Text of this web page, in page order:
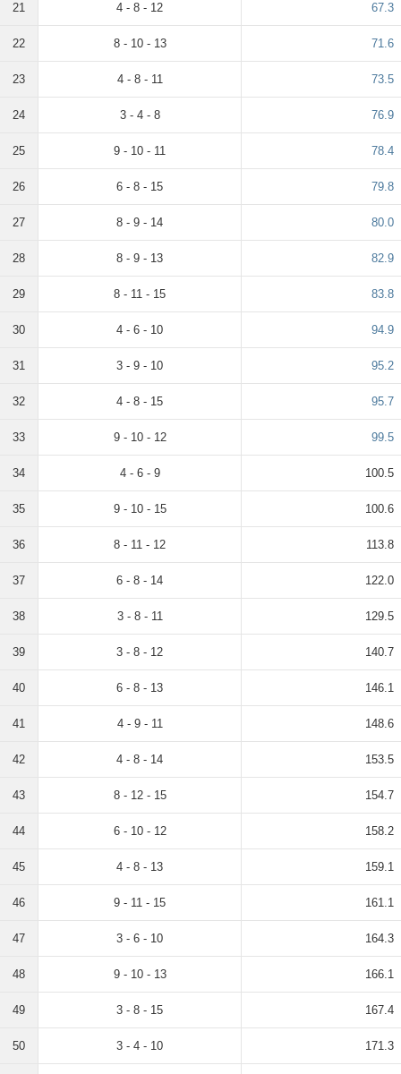
21 4 - 8 - 12 67.3
22 8 - 10 - 13 71.6
23 4 - 8 - 11 73.5
24 3 - 4 - 8 76.9
25 9 - 10 - 11 78.4
26 6 - 8 - 15 79.8
27 8 - 9 - 14 80.0
28 8 - 9 - 13 82.9
29 8 - 11 - 15 83.8
30 4 - 6 - 10 94.9
31 3 - 9 - 10 95.2
32 4 - 8 - 15 95.7
33 9 - 10 - 12 99.5
34 4 - 6 - 9 100.5
35 9 - 10 - 15 100.6
36 8 - 11 - 12 113.8
37 6 - 8 - 14 122.0
38 3 - 8 - 11 129.5
39 3 - 8 - 12 140.7
40 6 - 8 - 13 146.1
41 4 - 9 - 11 148.6
42 4 - 8 - 14 153.5
43 8 - 12 - 15 154.7
44 6 - 10 - 12 158.2
45 4 - 8 - 13 159.1
46 9 - 11 - 15 161.1
47 3 - 6 - 10 164.3
48 9 - 10 - 13 166.1
49 3 - 8 - 15 167.4
50 3 - 4 - 10 171.3